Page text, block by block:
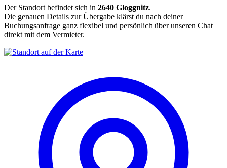
Der Standort befindet sich in 2640 Gloggnitz.
Die genauen Details zur Übergabe klärst du nach deiner
Buchungsanfrage ganz flexibel und persönlich über unseren Chat
direkt mit dem Vermieter.